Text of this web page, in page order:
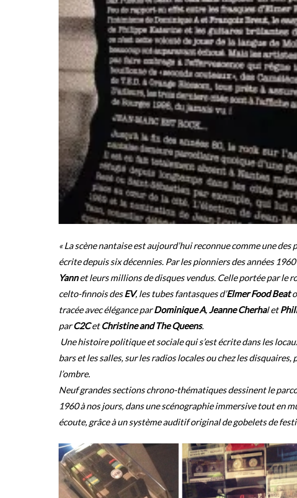
« La scène nantaise est aujourd’hui reconnue comme une
écrite depuis six décennies. Par les pionniers des années
Yannet leurs millions de disques vendus. Celle portée par le
celto-finnois desEV, les tubes fantasques d’Elmer Food Beat
tracée avec élégance parDominique A,Jeanne Cherhal et
parC2CetChristine and The Queens.
Une histoire politique et sociale qui s’est écrite dans les
bars et les salles, sur les radios locales ou chez les
l’ombre.
Neuf grandes sections chrono-thématiques dessinent le
1960 à nos jours, dans une scénographie immersive tout en
écoute, grâce à un système auditif original de gobelets de